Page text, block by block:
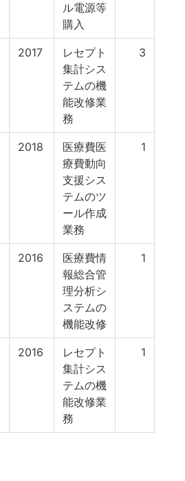
ル電源等
購入
2017
レセプト
集計シス
テムの機
能改修業
務
3
2018
医療費医
療費動向
支援シス
テムのツ
ール作成
業務
1
2016
医療費情
報総合管
理分析シ
ステムの
機能改修
1
2016
レセプト
集計シス
テムの機
能改修業
務
1